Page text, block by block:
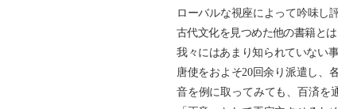
ローバルな視座によって吟味し
古代文化を見つめた他の書籍と
我々にはあまり知られていない
唐使をおよそ20回余り派遣し、
音を例に取ってみても、百済を